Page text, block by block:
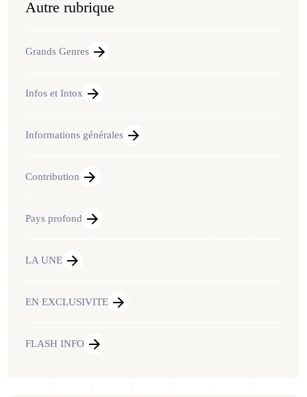
Autre rubrique
Grands Genres
Infos et Intox
Informations générales
Contribution
Pays profond
LA UNE
EN EXCLUSIVITE
FLASH INFO